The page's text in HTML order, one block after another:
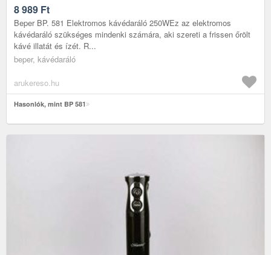
8 989 Ft
Beper BP. 581 Elektromos kávédaráló 250WEz az elektromos
kávédaráló szükséges mindenki számára, aki szereti a frissen őrölt
kávé illatát és ízét. R...
beper, kávédaráló
arukereso.hu
Hasonlók, mint BP 581